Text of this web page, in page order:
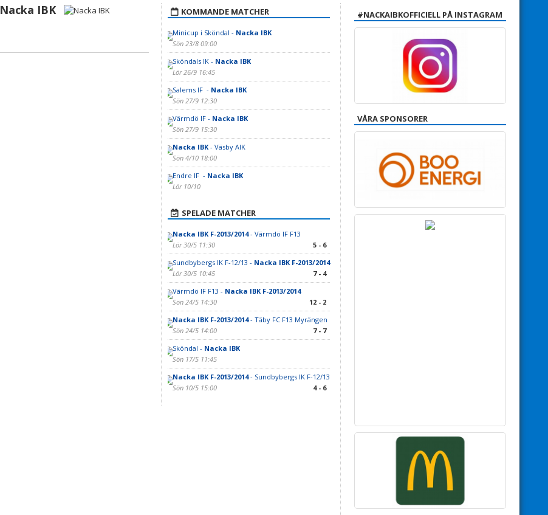
Nacka IBK KOMMANDE MATCHER
Minicup i Sköndal - Nacka IBK
Sön 23/8 09:00
Sköndals IK - Nacka IBK
Lör 26/9 16:45
Salems IF - Nacka IBK
Sön 27/9 12:30
Värmdö IF - Nacka IBK
Sön 27/9 15:30
Nacka IBK- Väsby AIK
Sön 4/10 18:00
Endre IF - Nacka IBK
Lör 10/10
SPELADE MATCHER
Nacka IBK F-2013/2014- Värmdö IF F13
Lör 30/5 11:30
5 - 6
Sundbybergs IK F-12/13 - Nacka IBK F-2013/2014
Lör 30/5 10:45
7 - 4
Värmdö IF F13 - Nacka IBK F-2013/2014
Sön 24/5 14:30
12 - 2
Nacka IBK F-2013/2014- Täby FC F13 Myrängen
Sön 24/5 14:00
7 - 7
Sköndal - Nacka IBK
Sön 17/5 11:45
Nacka IBK F-2013/2014- Sundbybergs IK F-12/13
Sön 10/5 15:00
4 - 6
#NACKAIBKOFFICIELL PÅ INSTAGRAM
VÅRA SPONSORER